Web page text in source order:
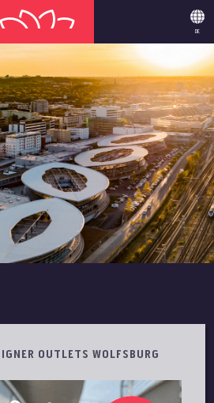
DE
OUTLETS WOLFSBURG